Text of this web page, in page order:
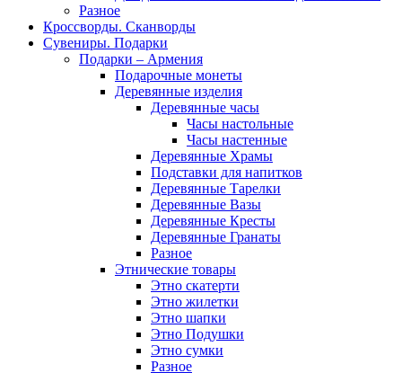
Разное
Кроссворды. Сканворды
Сувениры. Подарки
Подарки – Армения
Подарочные монеты
Деревянные изделия
Деревянные часы
Часы настольные
Часы настенные
Деревянные Храмы
Подставки для напитков
Деревянные Тарелки
Деревянные Вазы
Деревянные Кресты
Деревянные Гранаты
Разное
Этнические товары
Этно скатерти
Этно жилетки
Этно шапки
Этно Подушки
Этно сумки
Разное